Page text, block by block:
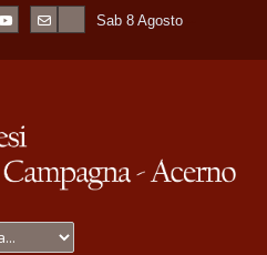
Sab 8 Agosto